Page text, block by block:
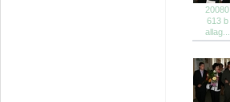
20080
613 b
allag...